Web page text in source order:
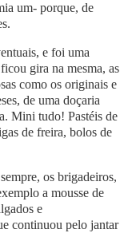
um- porque, de
e foi uma
gira na mesma, as
como os originais e
de uma doçaria
Mini tudo! Pastéis de
de freira, bolos de
os brigadeiros,
a mousse de
e
continuou pelo jantar